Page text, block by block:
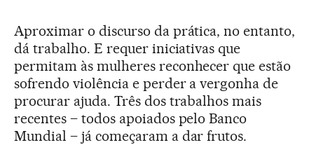
Aproximar o discurso da prática, no entanto,
dá trabalho. E requer iniciativas que
permitam às mulheres reconhecer que estão
sofrendo violência e perder a vergonha de
procurar ajuda. Três dos trabalhos mais
recentes – todos apoiados pelo Banco
Mundial – já começaram a dar frutos.